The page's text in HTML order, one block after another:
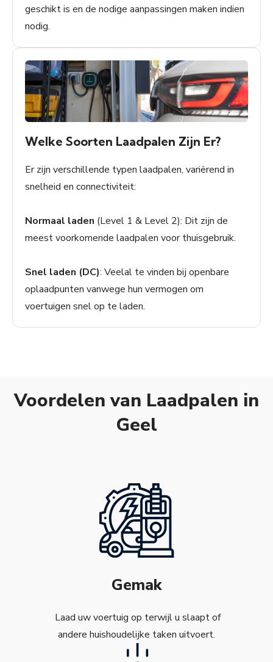
geschikt is en de nodige aanpassingen maken indien
nodig.
Welke Soorten Laadpalen Zijn Er?
Er zijn verschillende typen laadpalen, variërend in
snelheid en connectiviteit:
Normaal laden (Level 1 & Level 2): Dit zijn de
meest voorkomende laadpalen voor thuisgebruik.
Snel laden (DC): Veelal te vinden bij openbare
oplaadpunten vanwege hun vermogen om
voertuigen snel op te laden.
Voordelen van Laadpalen in
Geel
Gemak
Laad uw voertuig op terwijl u slaapt of
andere huishoudelijke taken uitvoert.